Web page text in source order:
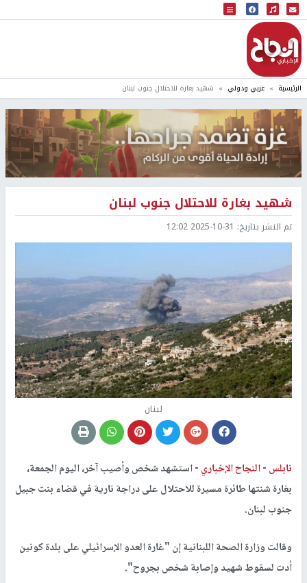
البث المباشر
إذاعة النجاح
الرئيسية عربي ودولي شهيد بغارة للاحتلال جنوب لبنان
شهيد بغارة للاحتلال جنوب لبنان
تم النشر بتاريخ: 2025-10-31 12:02
لبنان
نابلس -النجاح الإخباري -استشهد شخص وأصيب آخر، اليوم الجمعة،
بغارة شنتها طائرة مسيرة للاحتلال على دراجة نارية في قضاء بنت جبيل
جنوب لبنان.
وقالت وزارة الصحة اللبنانية إن "غارة العدو الإسرائيلي على بلدة كونين
أدت لسقوط شهيد وإصابة شخص بجروح".